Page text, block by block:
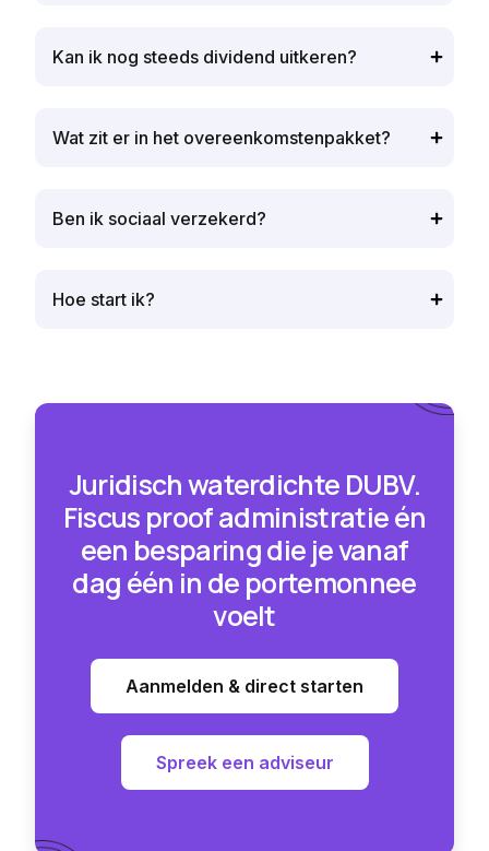
Kan ik nog steeds dividend uitkeren?
Wat zit er in het overeenkomsten­pakket?
Ben ik sociaal verzekerd?
Hoe start ik?
Juridisch waterdichte DUBV.
Fiscus proof administratie én
een besparing die je vanaf
dag één in de portemonnee
voelt
Aanmelden & direct starten
Spreek een adviseur